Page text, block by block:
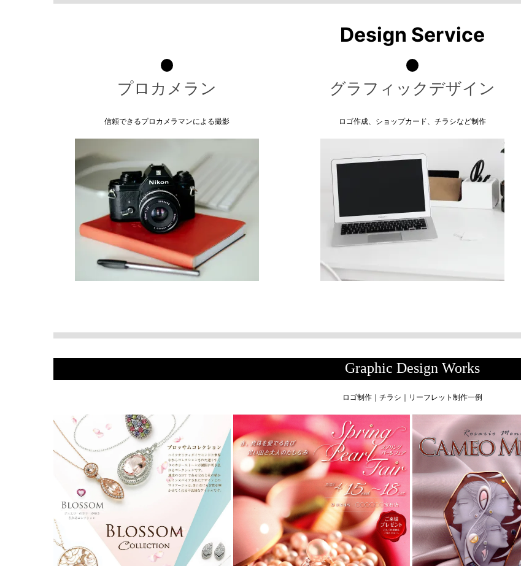
Design Service
プロカメラン
信頼できるプロカメラマンによる撮影
グラフィックデザイン
ロゴ作成、ショップカード、チラシなど制作
Graphic Design Works
ロゴ制作｜チラシ｜リーフレット制作一例